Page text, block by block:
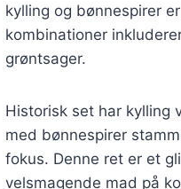
kylling og bønnespirer
kombinationer
grøntsager.
Historisk set har kylling
med bønnespirer
fokus. Denne ret er et
velsmagende mad på